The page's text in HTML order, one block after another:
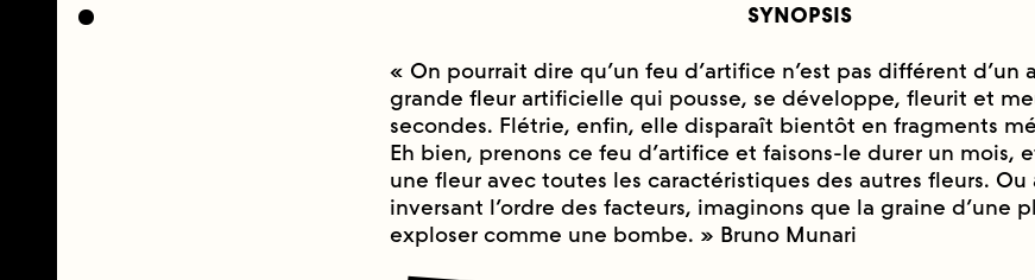
SYNOPSIS
« On pourrait dire qu’un feu d’artifice n’est pas différent d’un
grande fleur artificielle qui pousse, se développe, fleurit et
secondes. Flétrie, enfin, elle disparaît bientôt en fragments
Eh bien, prenons ce feu d’artifice et faisons-le durer un mois,
une fleur avec toutes les caractéristiques des autres fleurs. Ou
inversant l’ordre des facteurs, imaginons que la graine d’une
exploser comme une bombe. » Bruno Munari